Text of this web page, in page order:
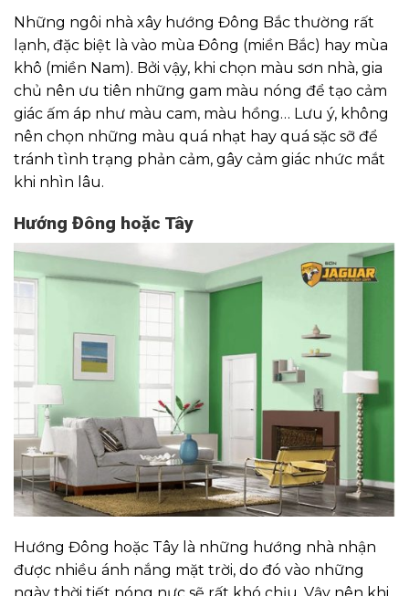
Những ngôi nhà xây hướng Đông Bắc thường rất
lạnh, đặc biệt là vào mùa Đông (miền Bắc) hay mùa
khô (miền Nam). Bởi vậy, khi chọn màu sơn nhà, gia
chủ nên ưu tiên những gam màu nóng để tạo cảm
giác ấm áp như màu cam, màu hồng… Lưu ý, không
nên chọn những màu quá nhạt hay quá sặc sỡ để
tránh tình trạng phản cảm, gây cảm giác nhức mắt
khi nhìn lâu.
Hướng Đông hoặc Tây
Hướng Đông hoặc Tây là những hướng nhà nhận
được nhiều ánh nắng mặt trời, do đó vào những